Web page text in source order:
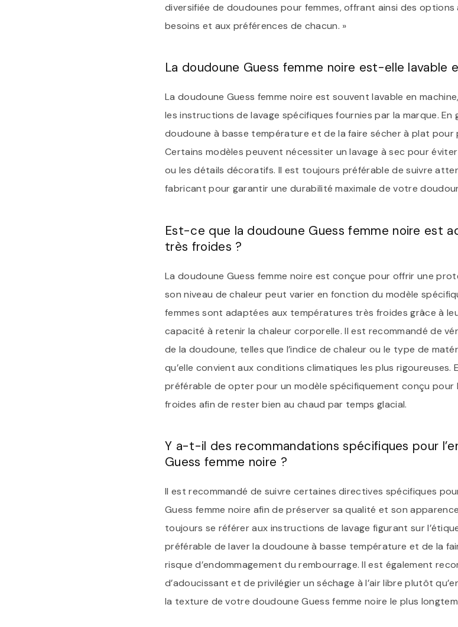
diversifiée de doudounes pour femmes, offrant ainsi des
besoins et aux préférences de chacun. »
La doudoune Guess femme noire est-elle lavable
La doudoune Guess femme noire est souvent lavable en
les instructions de lavage spécifiques fournies par la marque. En
doudoune à basse température et de la faire sécher à plat pour
Certains modèles peuvent nécessiter un lavage à sec pour
ou les détails décoratifs. Il est toujours préférable de suivre
fabricant pour garantir une durabilité maximale de votre
Est-ce que la doudoune Guess femme noire est
très froides ?
La doudoune Guess femme noire est conçue pour offrir une
son niveau de chaleur peut varier en fonction du modèle
femmes sont adaptées aux températures très froides grâce à
capacité à retenir la chaleur corporelle. Il est recommandé de
de la doudoune, telles que l’indice de chaleur ou le type de
qu’elle convient aux conditions climatiques les plus
préférable de opter pour un modèle spécifiquement conçu
froides afin de rester bien au chaud par temps glacial.
Y a-t-il des recommandations spécifiques pour
Guess femme noire ?
Il est recommandé de suivre certaines directives spécifiques
Guess femme noire afin de préserver sa qualité et son
toujours se référer aux instructions de lavage figurant sur
préférable de laver la doudoune à basse température et de la
risque d’endommagement du rembourrage. Il est également
d’adoucissant et de privilégier un séchage à l’air libre plutôt
la texture de votre doudoune Guess femme noire le plus